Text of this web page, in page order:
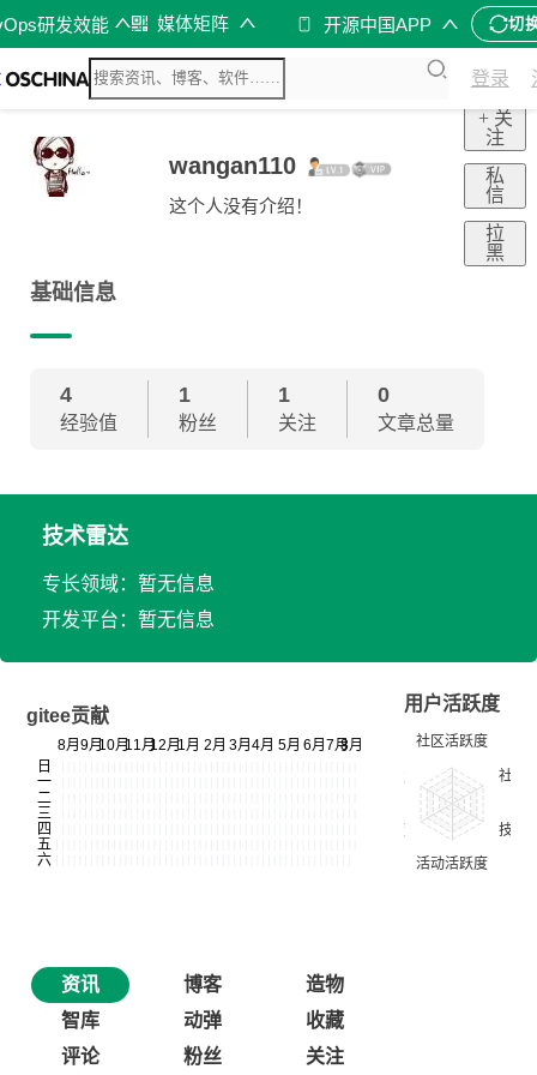
研发效能 媒体矩阵 开源中国APP 切
登录
wangan110
这个人没有介绍！
+ 关
注
私
信
拉
黑
基础信息
4
经验值
1
粉丝
1
关注
0
文章总量
技术雷达
专长领域：暂无信息
开发平台：暂无信息
gitee贡献
用户活跃度
资讯 博客
造物
智库
动弹
收藏
评论
粉丝 关注